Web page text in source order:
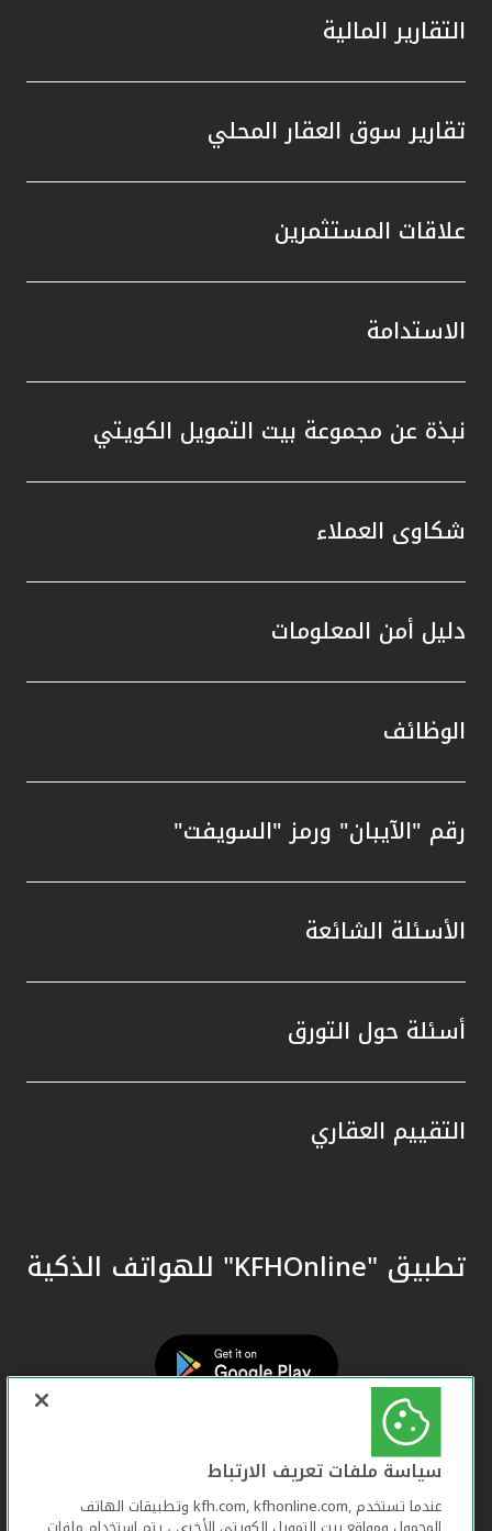
التقارير المالية
تقارير سوق العقار المحلي
علاقات المستثمرين
الاستدامة
نبذة عن مجموعة بيت التمويل الكويتي
شكاوى العملاء
دليل أمن المعلومات
الوظائف
رقم "الآيبان" ورمز "السويفت"
الأسئلة الشائعة
أسئلة حول التورق
التقييم العقاري
تطبيق "KFHOnline" للهواتف الذكية
سياسة ملفات تعريف الارتباط
عندما تستخدم ,kfh.com, kfhonline.com وتطبيقات الهاتف